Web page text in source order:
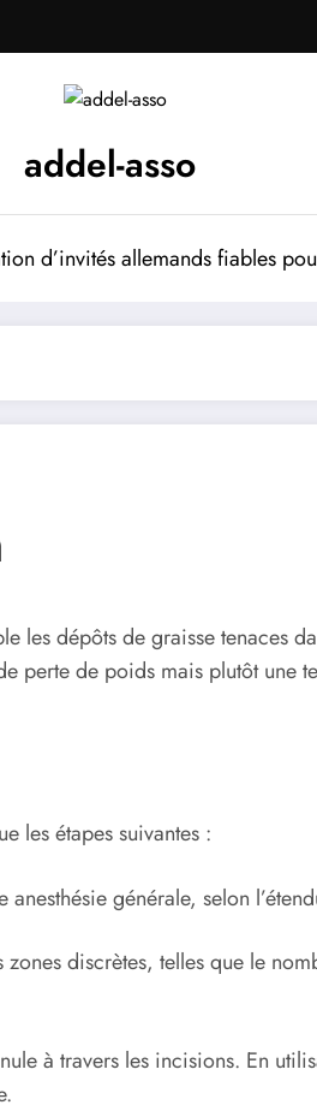
addel-asso
d’invités allemands fiables
les dépôts de graisse tenaces
perte de poids mais plutôt
les étapes suivantes :
générale, selon
discrètes, telles que le
à travers les incisions. En